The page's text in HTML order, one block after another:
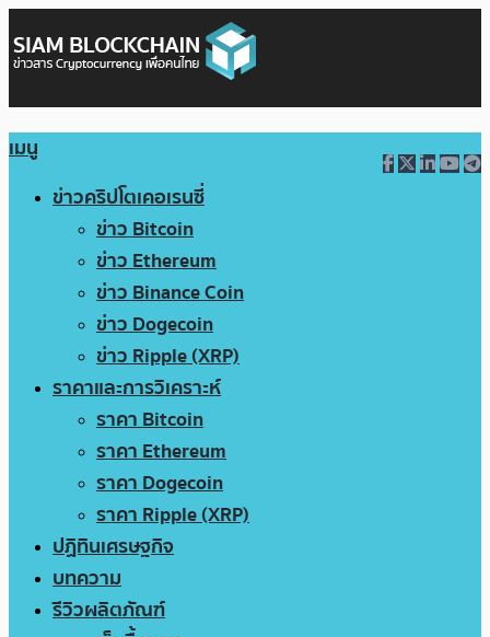
เมนู
ข่าวคริปโตเคอเรนซี่
ข่าว Bitcoin
ข่าว Ethereum
ข่าว Binance Coin
ข่าว Dogecoin
ข่าว Ripple (XRP)
ราคาและการวิเคราะห์
ราคา Bitcoin
ราคา Ethereum
ราคา Dogecoin
ราคา Ripple (XRP)
ปฏิทินเศรษฐกิจ
บทความ
รีวิวผลิตภัณฑ์